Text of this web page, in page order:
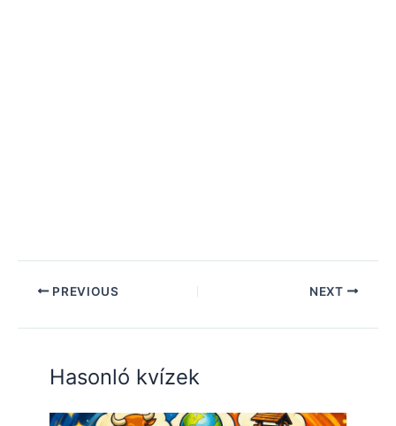
PREVIOUS NEXT
Hasonló kvízek